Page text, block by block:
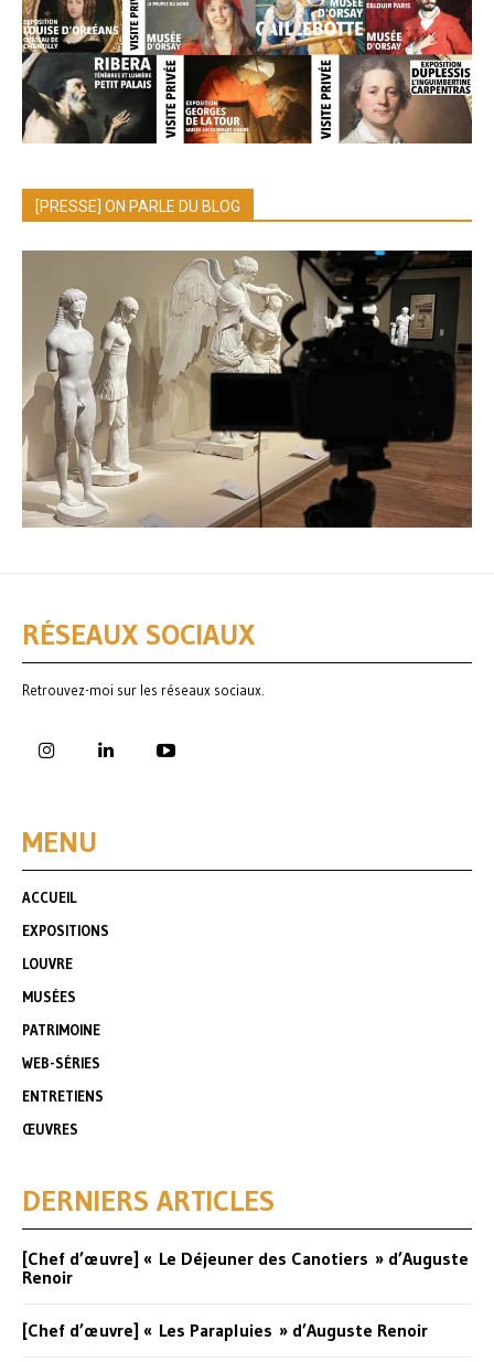
[PRESSE] ON PARLE DU BLOG
RÉSEAUX SOCIAUX
Retrouvez-moi sur les réseaux sociaux.
MENU
ACCUEIL
EXPOSITIONS
LOUVRE
MUSÉES
PATRIMOINE
WEB-SÉRIES
ENTRETIENS
ŒUVRES
DERNIERS ARTICLES
[Chef d’œuvre] « Le Déjeuner des Canotiers » d’Auguste
Renoir
[Chef d’œuvre] « Les Parapluies » d’Auguste Renoir